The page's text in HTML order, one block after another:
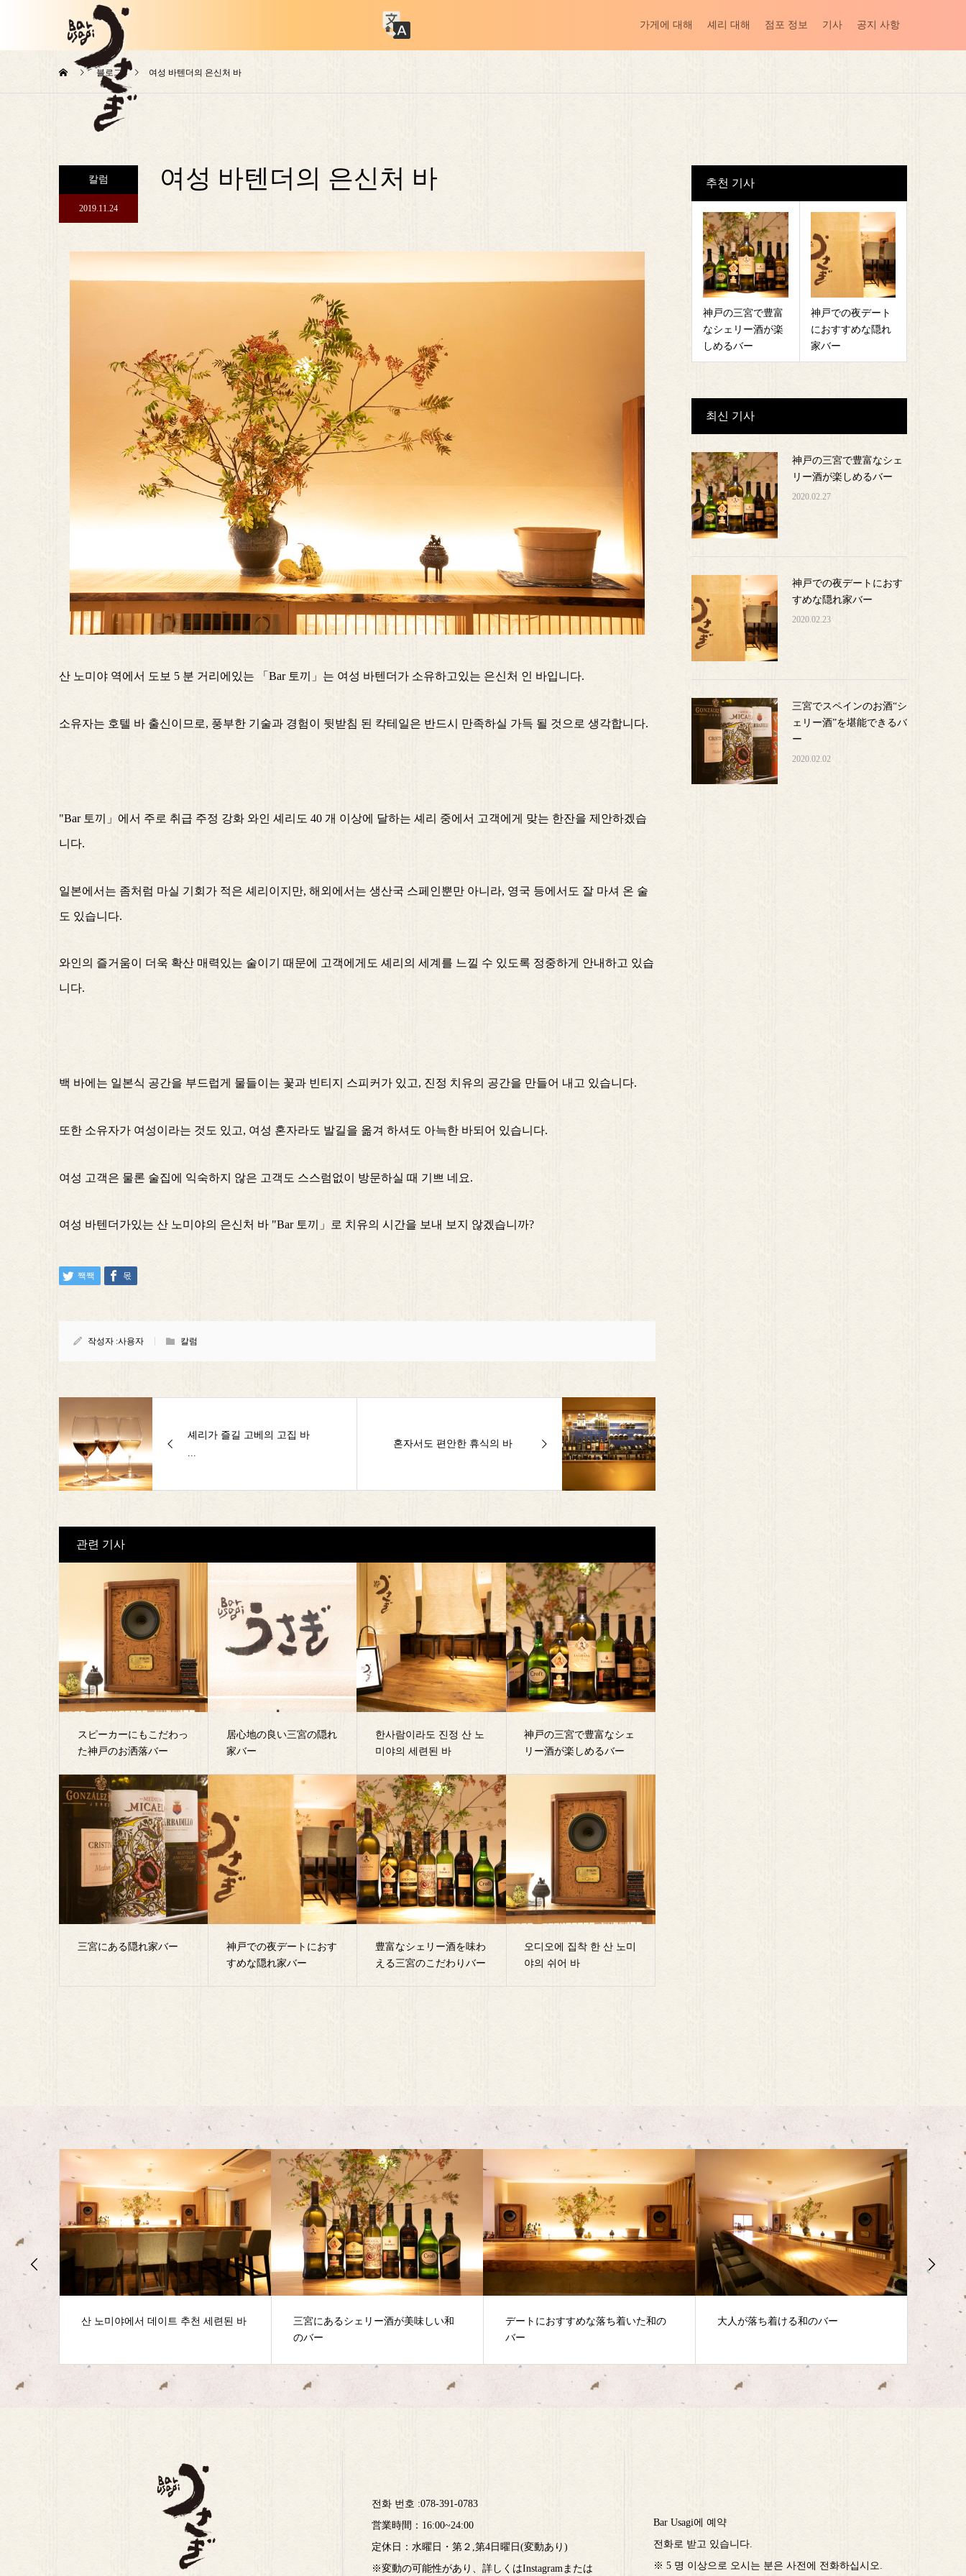
가게에 대해 셰리 대해 점포 정보 기사 공지 사항
블로그 여성 바텐더의 은신처 바
칼럼
2019.11.24
여성 바텐더의 은신처 바
산 노미야 역에서 도보 5 분 거리에있는 「Bar 토끼」는 여성 바텐더가 소유하고있는 은신처 인 바입니다.
소유자는 호텔 바 출신이므로, 풍부한 기술과 경험이 뒷받침 된 칵테일은 반드시 만족하실 가득 될 것으로 생각합니다.
"Bar 토끼」에서 주로 취급 주정 강화 와인 셰리도 40 개 이상에 달하는 셰리 중에서 고객에게 맞는 한잔을 제안하겠습
니다.
일본에서는 좀처럼 마실 기회가 적은 셰리이지만, 해외에서는 생산국 스페인뿐만 아니라, 영국 등에서도 잘 마셔 온 술
도 있습니다.
와인의 즐거움이 더욱 확산 매력있는 술이기 때문에 고객에게도 셰리의 세계를 느낄 수 있도록 정중하게 안내하고 있습
니다.
백 바에는 일본식 공간을 부드럽게 물들이는 꽃과 빈티지 스피커가 있고, 진정 치유의 공간을 만들어 내고 있습니다.
또한 소유자가 여성이라는 것도 있고, 여성 혼자라도 발길을 옮겨 하셔도 아늑한 바되어 있습니다.
여성 고객은 물론 술집에 익숙하지 않은 고객도 스스럼없이 방문하실 때 기쁘 네요.
여성 바텐더가있는 산 노미야의 은신처 바 "Bar 토끼」로 치유의 시간을 보내 보지 않겠습니까?
짹짹 몫
작성자 :사용자 칼럼
셰리가 즐길 고베의 고집 바
혼자서도 편안한 휴식의 바
관련 기사
スピーカーにもこだわっ
た神戸のお洒落バー
居心地の良い三宮の隠れ
家バー
한사람이라도 진정 산 노
미야의 세련된 바
神戸の三宮で豊富なシェ
リー酒が楽しめるバー
三宮にある隠れ家バー
神戸での夜デートにおす
すめな隠れ家バー
豊富なシェリー酒を味わ
える三宮のこだわりバー
오디오에 집착 한 산 노미
야의 쉬어 바
추천 기사
神戸の三宮で豊富
なシェリー酒が楽
しめるバー
神戸での夜デート
におすすめな隠れ
家バー
최신 기사
神戸の三宮で豊富なシェ
リー酒が楽しめるバー
2020.02.27
神戸での夜デートにおす
すめな隠れ家バー
2020.02.23
三宮でスペインのお酒“シ
ェリー酒”を堪能できるバ
ー
2020.02.02
된 바
三宮にあるシェリー酒が美味しい和
デートにおすすめな落ち着いた和の
バー
大人が落ち着ける和のバー
豊富なシェリー酒を味わえる三宮の
전화 번호 :078-391-0783
営業時間：16:00~24:00
定休日：水曜日・第２,第4日曜日(変動あり)
※変動の可能性があり、詳しくはInstagramまたは
Bar Usagi에 예약
전화로 받고 있습니다.
※ 5 명 이상으로 오시는 분은 사전에 전화하십시오.